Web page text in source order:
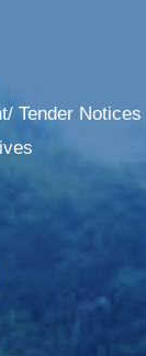
Tender Notices